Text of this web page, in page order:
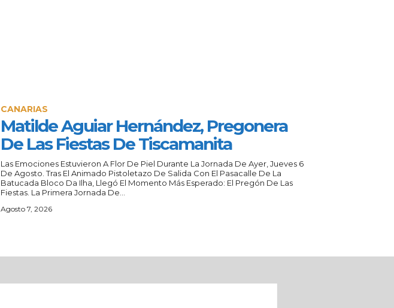
CANARIAS
Matilde Aguiar Hernández, Pregonera
De Las Fiestas De Tiscamanita
Las Emociones Estuvieron A Flor De Piel Durante La Jornada De Ayer, Jueves 6
De Agosto. Tras El Animado Pistoletazo De Salida Con El Pasacalle De La
Batucada Bloco Da Ilha, Llegó El Momento Más Esperado: El Pregón De Las
Fiestas. La Primera Jornada De...
Agosto 7, 2026